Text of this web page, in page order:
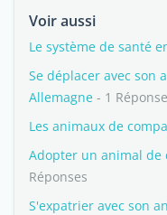
Voir aussi
Le système de santé
Se déplacer avec son
Allemagne - 1 Réponse
Les animaux de
Adopter un animal de
Réponses
S'expatrier avec son